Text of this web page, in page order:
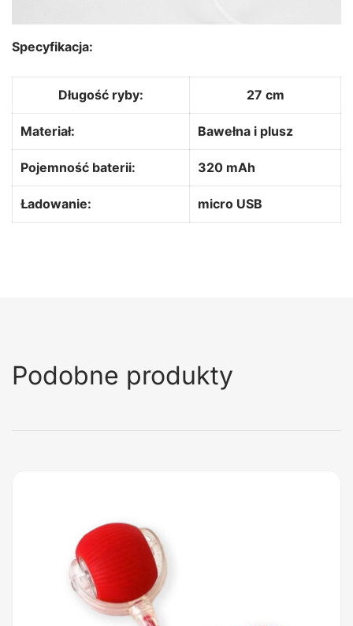
Specyfikacja:
Długość ryby: 27 cm
Materiał: Bawełna i plusz
Pojemność baterii: 320 mAh
Ładowanie: micro USB
Podobne produkty